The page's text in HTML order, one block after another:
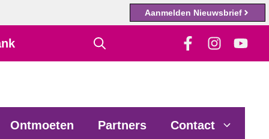
Aanmelden Nieuwsbrief
Ontmoeten Partners Contact